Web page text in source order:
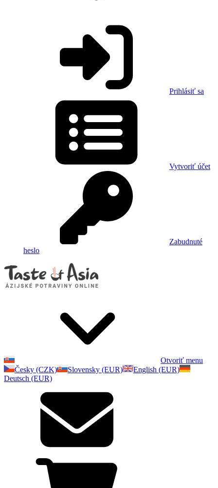
Prihlásiť sa
Vytvoriť účet
Zabudnuté
heslo
Otvoriť menu
Česky (CZK)
Slovensky (EUR)
English (EUR)
Deutsch (EUR)